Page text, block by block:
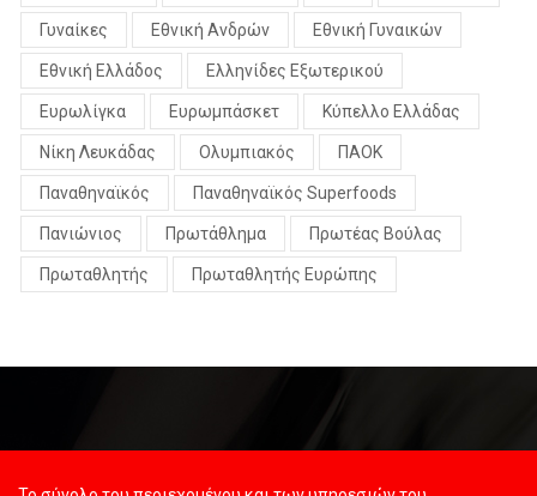
Γυναίκες Εθνική Ανδρών Εθνική Γυναικών
Εθνική Ελλάδος Ελληνίδες Εξωτερικού
Ευρωλίγκα Ευρωμπάσκετ Κύπελλο Ελλάδας
Νίκη Λευκάδας Ολυμπιακός ΠΑΟΚ
Παναθηναϊκός Παναθηναϊκός Superfoods
Πανιώνιος Πρωτάθλημα Πρωτέας Βούλας
Πρωταθλητής Πρωταθλητής Ευρώπης